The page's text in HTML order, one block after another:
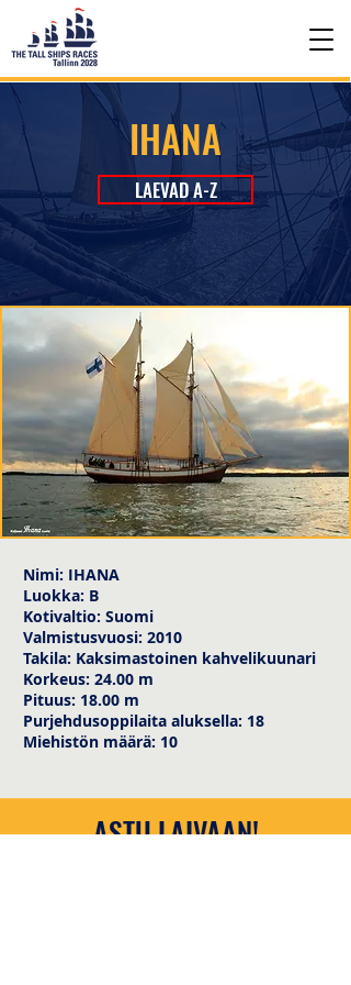
IHANA
LAEVAD A-Z
Nimi: IHANA
Luokka: B
Kotivaltio: Suomi
Valmistusvuosi: 2010
Takila: Kaksimastoinen kahvelikuunari
Korkeus: 24.00 m
Pituus: 18.00 m
Purjehdusoppilaita aluksella: 18
Miehistön määrä: 10
ASTU LAIVAAN!